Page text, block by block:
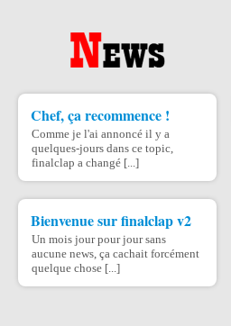
Chef, ça recommence !
Comme je l'ai annoncé il y a
quelques-jours dans ce topic,
finalclap a changé [...]
Bienvenue sur finalclap v2
Un mois jour pour jour sans
aucune news, ça cachait forcément
quelque chose [...]